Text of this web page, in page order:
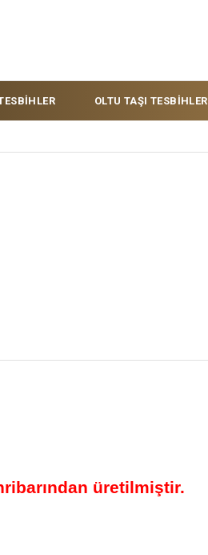
OLTU TAŞI TESBİHLER
üretilmiştir.